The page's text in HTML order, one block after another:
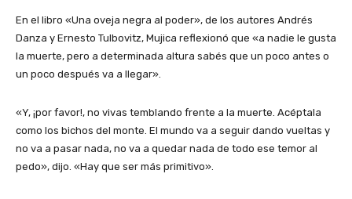
En el libro «Una oveja negra al poder», de los autores Andrés
Danza y Ernesto Tulbovitz, Mujica reflexionó que «a nadie le gusta
la muerte, pero a determinada altura sabés que un poco antes o
un poco después va a llegar».
«Y, ¡por favor!, no vivas temblando frente a la muerte. Acéptala
como los bichos del monte. El mundo va a seguir dando vueltas y
no va a pasar nada, no va a quedar nada de todo ese temor al
pedo», dijo. «Hay que ser más primitivo».